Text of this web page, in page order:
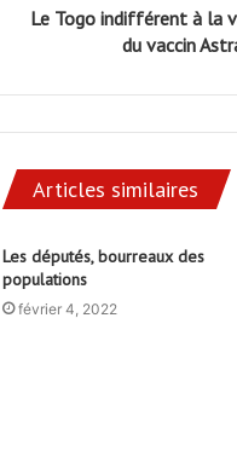
Le Togo indifférent à la
du vaccin
Articles similaires
Les députés, bourreaux des
populations
février 4, 2022